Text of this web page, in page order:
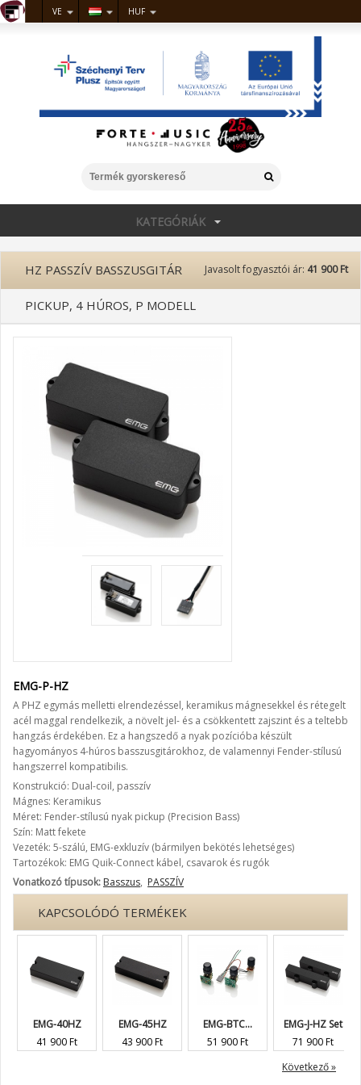
VE HUF
KATEGÓRIÁK
Javasolt fogyasztói ár: 41 900 Ft
HZ PASSZÍV BASSZUSGITÁR
PICKUP, 4 HÚROS, P MODELL
EMG-P-HZ
A PHZ egymás melletti elrendezéssel, keramikus mágnesekkel és rétegelt
acél maggal rendelkezik, a növelt jel- és a csökkentett zajszint és a teltebb
hangzás érdekében. Ez a hangszedő a nyak pozícióba készült
hagyományos 4-húros basszusgitárokhoz, de valamennyi Fender-stílusú
hangszerrel kompatibilis.
Konstrukció: Dual-coil, passzív
Mágnes: Keramikus
Méret: Fender-stílusú nyak pickup (Precision Bass)
Szín: Matt fekete
Vezeték: 5-szálú, EMG-exkluzív (bármilyen bekötés lehetséges)
Tartozékok: EMG Quik-Connect kábel, csavarok és rugók
Vonatkozó típusok: Basszus, PASSZÍV
KAPCSOLÓDÓ TERMÉKEK
EMG-40HZ
41 900 Ft
EMG-45HZ
43 900 Ft
EMG-BTC...
51 900 Ft
EMG-J-HZ Set
71 900 Ft
Következő »